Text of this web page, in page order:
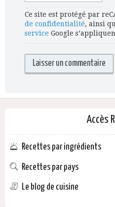
Ce site est protégé par
de confidentialité, ainsi
service Google
Accès
Recettes par ingrédients
Recettes par pays
Le blog de cuisine